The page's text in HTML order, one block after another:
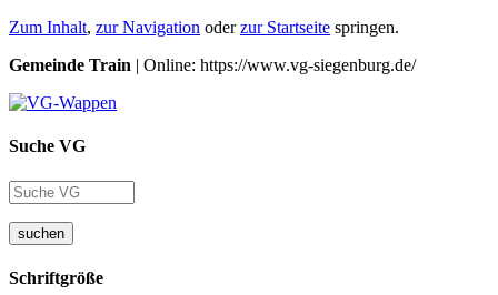
Zum Inhalt, zur Navigation oderzur Startseite springen.
Gemeinde Train | Online: https://www.vg-siegenburg.de/
Suche VG
suchen
Schriftgröße